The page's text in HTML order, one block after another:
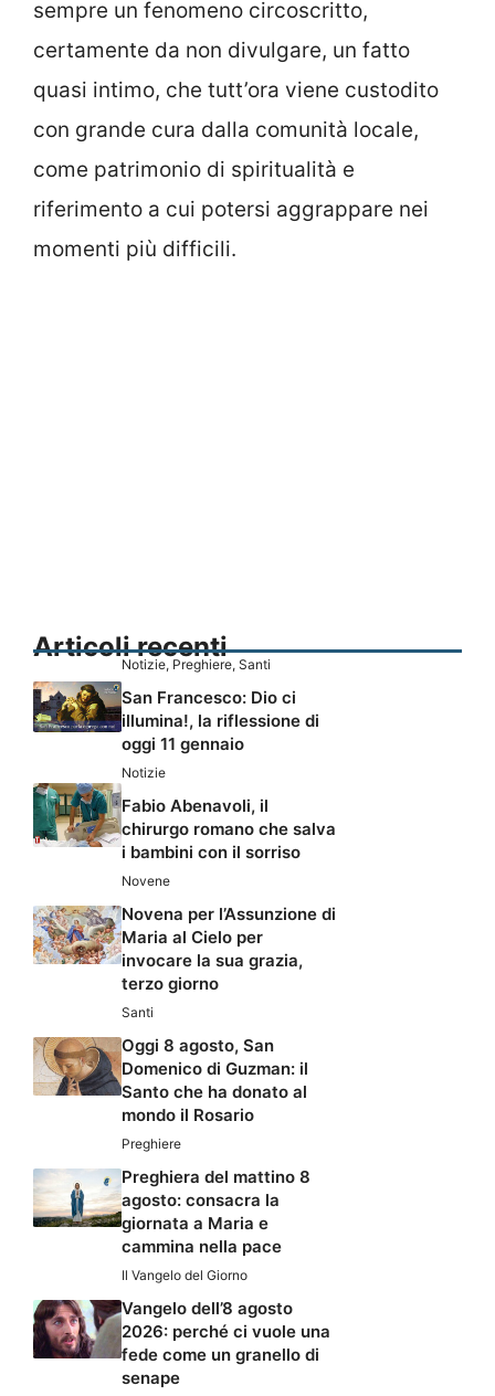
sempre un fenomeno circoscritto,
certamente da non divulgare, un fatto
quasi intimo, che tutt’ora viene custodito
con grande cura dalla comunità locale,
come patrimonio di spiritualità e
riferimento a cui potersi aggrappare nei
momenti più difficili.
Articoli recenti
Notizie, Preghiere, Santi
San Francesco: Dio ci
illumina!, la riflessione di
oggi 11 gennaio
Notizie
Fabio Abenavoli, il
chirurgo romano che salva
i bambini con il sorriso
Novene
Novena per l’Assunzione di
Maria al Cielo per
invocare la sua grazia,
terzo giorno
Santi
Oggi 8 agosto, San
Domenico di Guzman: il
Santo che ha donato al
mondo il Rosario
Preghiere
Preghiera del mattino 8
agosto: consacra la
giornata a Maria e
cammina nella pace
Il Vangelo del Giorno
Vangelo dell’8 agosto
2026: perché ci vuole una
fede come un granello di
senape